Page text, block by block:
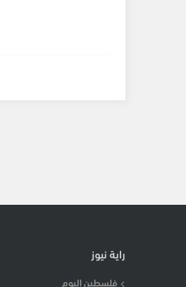
راية نيوز
فلسطين اليوم